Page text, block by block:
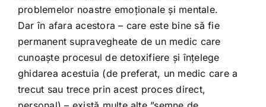
problemelor noastre emoționale și mentale.
Dar în afara acestora – care este bine să fie
permanent supravegheate de un medic care
cunoaște procesul de detoxifiere și înțelege
ghidarea acestuia (de preferat, un medic care a
trecut sau trece prin acest proces direct,